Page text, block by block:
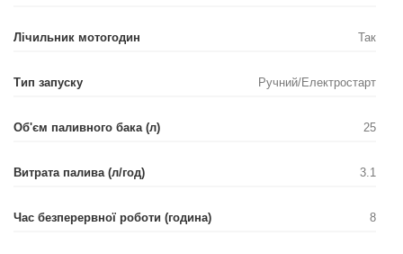
Лічильник мотогодин Так
Тип запуску Ручний/Електростарт
Об'єм паливного бака (л) 25
Витрата палива (л/год) 3.1
Час безперервної роботи (година) 8